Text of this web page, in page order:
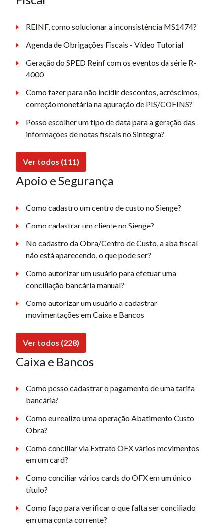
REINF, como solucionar a inconsistência MS1474?
Agenda de Obrigações Fiscais - Vídeo Tutorial
Geração do SPED Reinf com os eventos da série R-
4000
Como fazer para não incidir descontos, acréscimos,
correção monetária na apuração de PIS/COFINS?
Posso escolher um tipo de data para a geração das
informações de notas fiscais no Sintegra?
Ver todos (111)
Apoio e Segurança
Como cadastro um centro de custo no Sienge?
Como cadastrar um cliente no Sienge?
No cadastro da Obra/Centro de Custo, a aba fiscal
não está aparecendo, o que pode ser?
Como autorizar um usuário para efetuar uma
conciliação bancária manual?
Como autorizar um usuário a cadastrar
movimentações em Caixa e Bancos
Ver todos (228)
Caixa e Bancos
Como posso cadastrar o pagamento de uma tarifa
bancária?
Como eu realizo uma operação Abatimento Custo
Obra?
Como conciliar via Extrato OFX vários movimentos
em um card?
Como conciliar vários cards do OFX em um único
título?
Como faço para verificar o que falta ser conciliado
em uma conta corrente?